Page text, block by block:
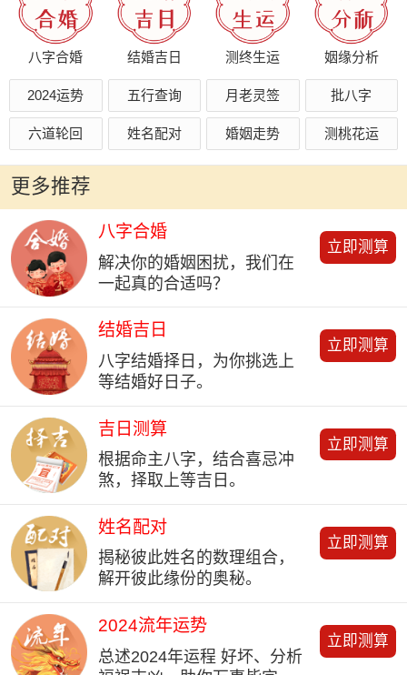
八字合婚 结婚吉日 测终生运 姻缘分析
2024运势 五行查询 月老灵签 批八字
六道轮回 姓名配对 婚姻走势 测桃花运
更多推荐
八字合婚
解决你的婚姻困扰，我们在
一起真的合适吗？
立即测算
结婚吉日
八字结婚择日，为你挑选上
等结婚好日子。
立即测算
吉日测算
根据命主八字，结合喜忌冲
煞，择取上等吉日。
立即测算
姓名配对
揭秘彼此姓名的数理组合，
解开彼此缘份的奥秘。
立即测算
2024流年运势
总述2024年运程 好坏、分析
立即测算